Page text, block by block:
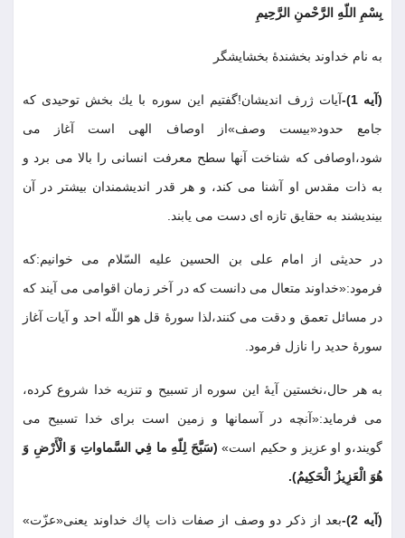
بِسْمِ اللّهِ الرَّحْمنِ الرَّحِيمِ
به نام خداوند بخشندۀ بخشايشگر
(آيه 1)-
آيات ژرف انديشان!گفتيم اين سوره با يك بخش توحيدى كه
جامع حدود«بيست وصف»از اوصاف الهى است آغاز مى
شود،اوصافى كه شناخت آنها سطح معرفت انسانى را بالا مى برد و
به ذات مقدس او آشنا مى كند، و هر قدر انديشمندان بيشتر در آن
بينديشند به حقايق تازه اى دست مى يابند
در حديثى از امام على بن الحسين عليه السّلام مى خوانيم:كه
فرمود:«خداوند متعال مى دانست كه در آخر زمان اقوامى مى آيند كه
در مسائل تعمق و دقت مى كنند،لذا سورۀ قل هو اللّه احد و آيات آغاز
سورۀ حديد را نازل فرمود
به هر حال،نخستين آيۀ اين سوره از تسبيح و تنزيه خدا شروع كرده،
مى فرمايد:«آنچه در آسمانها و زمين است براى خدا تسبيح مى
گويند،و او عزيز و حكيم است» (سَبَّحَ لِلّهِ ما فِي السَّماواتِ وَ الْأَرْضِ وَ
هُوَ الْعَزِيزُ الْحَكِيمُ).
(آيه 2)-
بعد از ذكر دو وصف از صفات ذات پاك خداوند يعنى«عزّت»